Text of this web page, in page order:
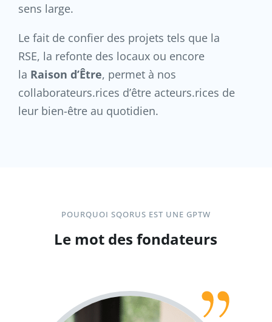
sens large.
Le fait de confier des projets tels que la
RSE, la refonte des locaux ou encore
la Raison d’Être, permet à nos
collaborateurs.rices d’être acteurs.rices de
leur bien-être au quotidien.
POURQUOI SQORUS EST UNE GPTW
Le mot des fondateurs